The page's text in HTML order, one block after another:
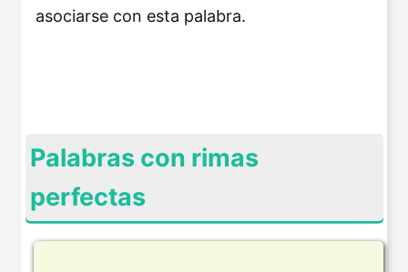
asociarse con esta palabra.
Palabras con rimas
perfectas